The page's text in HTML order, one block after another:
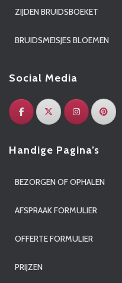
ZIJDEN BRUIDSBOEKET
BRUIDSMEISJES BLOEMEN
Social Media
Handige Pagina’s
BEZORGEN OF OPHALEN
AFSPRAAK FORMULIER
OFFERTE FORMULIER
PRIJZEN